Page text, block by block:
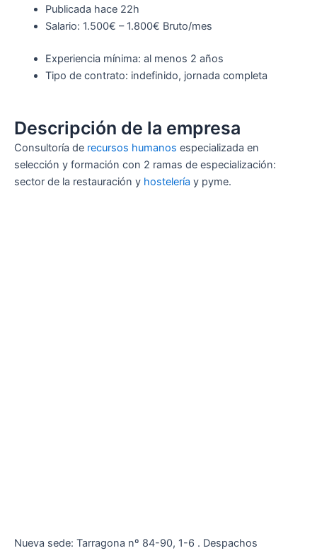
Publicada hace 22h
Salario: 1.500€ – 1.800€ Bruto/mes
Experiencia mínima: al menos 2 años
Tipo de contrato: indefinido, jornada completa
Descripción de la empresa
Consultoría de recursos humanos especializada en
selección y formación con 2 ramas de especialización:
sector de la restauración y hostelería y pyme.
Nueva sede: Tarragona nº 84-90, 1-6 . Despachos